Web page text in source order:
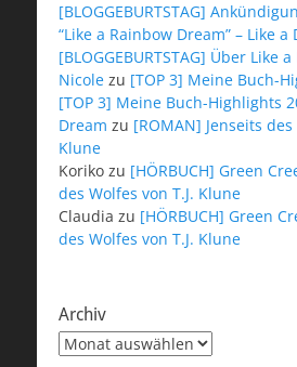
[BLOGGEBURTSTAG]
“Like a Rainbow Dream” – Like a
[BLOGGEBURTSTAG] Über Like
Nicole zu [TOP 3] Meine Buch-
[TOP 3] Meine Buch-Highlights
Dream zu [ROMAN] Jenseits des
Klune
Koriko zu [HÖRBUCH] Green
des Wolfes von T.J. Klune
Claudia zu [HÖRBUCH] Green
des Wolfes von T.J. Klune
Archiv
Archiv